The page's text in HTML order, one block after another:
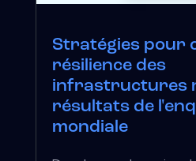
Stratégies pour
résilience des
infrastructures
résultats de
mondiale